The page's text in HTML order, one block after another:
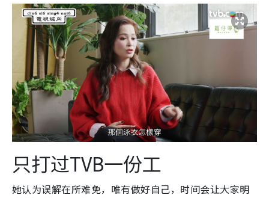
只打过TVB一份工
她认为误解在所难免，唯有做好自己，时间会让大家明